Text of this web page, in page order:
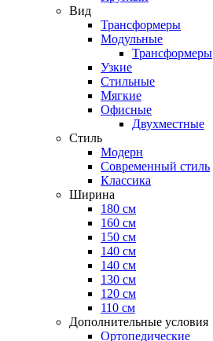
Вид
Трансформеры
Модульные
Трансформеры
Узкие
Стильные
Мягкие
Офисные
Двухместные
Стиль
Модерн
Современный стиль
Классика
Ширина
180 см
160 см
150 см
140 см
140 см
130 см
120 см
110 см
Дополнительные условия
Ортопедические